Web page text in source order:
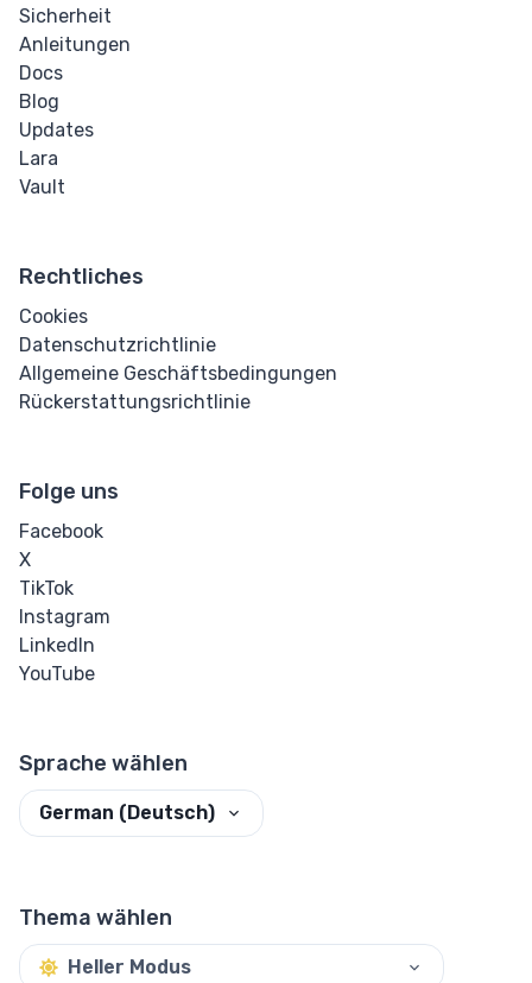
Sicherheit
Anleitungen
Docs
Blog
Updates
Lara
Vault
Rechtliches
Cookies
Datenschutzrichtlinie
Allgemeine Geschäftsbedingungen
Rückerstattungsrichtlinie
Folge uns
Facebook
X
TikTok
Instagram
LinkedIn
YouTube
Sprache wählen
German (Deutsch)
Thema wählen
Heller Modus